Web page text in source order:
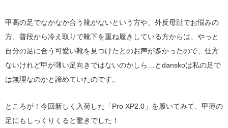
甲高の足でなかなか合う靴がないという方や、外反母趾でお悩みの
方、普段から冷え取りで靴下を重ね履きしている方からは、やっと
自分の足に合う可愛い靴を見つけたとのお声が多かったので、仕方
ないけれど甲が薄い足向きではないのかしら…とdanskoは私の足で
は無理なのかと諦めていたのです。
ところが！今回新しく入荷した「Pro XP2.0」を履いてみて、甲薄の
足にもしっくりくると驚きでした！